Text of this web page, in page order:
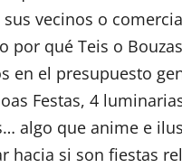
vecinos o
por qué Teis o
en el presupuesto
Festas, 4
algo que anime e
hacia si son fiestas